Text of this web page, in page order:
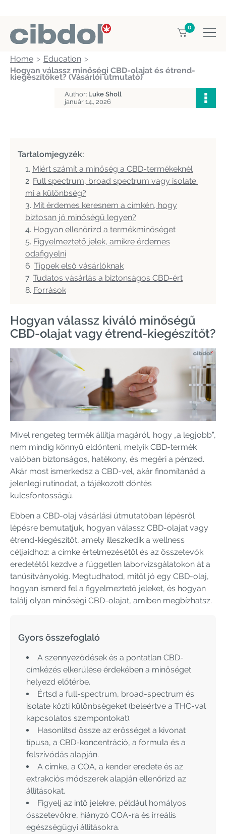
0
Home
Education
Hogyan válassz minőségi CBD-olajat és étrend-
kiegészítőket? (Vásárlói útmutató)
Author: Luke Sholl
január 14., 2026
Tartalomjegyzék:
Miért számít a minőség a CBD-termékeknél
Full spectrum, broad spectrum vagy isolate:
mi a különbség?
Mit érdemes keresnem a címkén, hogy
biztosan jó minőségű legyen?
Hogyan ellenőrizd a termékminőséget
Figyelmeztető jelek, amikre érdemes
odafigyelni
Tippek első vásárlóknak
Tudatos vásárlás a biztonságos CBD-ért
Források
Hogyan válassz kiváló minőségű
CBD-olajat vagy étrend-kiegészítőt?
Mivel rengeteg termék állítja magáról, hogy „a legjobb”,
nem mindig könnyű eldönteni, melyik CBD-termék
valóban biztonságos, hatékony, és megéri a pénzed.
Akár most ismerkedsz a CBD-vel, akár finomítanád a
jelenlegi rutinodat, a tájékozott döntés
kulcsfontosságú.
Ebben a CBD-olaj vásárlási útmutatóban lépésről
lépésre bemutatjuk, hogyan válassz CBD-olajat vagy
étrend-kiegészítőt, amely illeszkedik a wellness
céljaidhoz: a címke értelmezésétől és az összetevők
eredetétől kezdve a független laborvizsgálatokon át a
tanúsítványokig. Megtudhatod, mitől jó egy CBD-olaj,
hogyan ismerd fel a figyelmeztető jeleket, és hogyan
találj olyan minőségi CBD-olajat, amiben megbízhatsz.
Gyors összefoglaló
A szennyeződések és a pontatlan CBD-
címkézés elkerülése érdekében a minőséget
helyezd előtérbe.
Értsd a full-spectrum, broad-spectrum és
isolate közti különbségeket (beleértve a THC-val
kapcsolatos szempontokat).
Hasonlítsd össze az erősséget a kivonat
típusa, a CBD-koncentráció, a formula és a
felszívódás alapján.
A címke, a COA, a kender eredete és az
extrakciós módszerek alapján ellenőrizd az
állításokat.
Figyelj az intő jelekre, például homályos
összetevőkre, hiányzó COA-ra és irreális
egészségügyi állításokra.